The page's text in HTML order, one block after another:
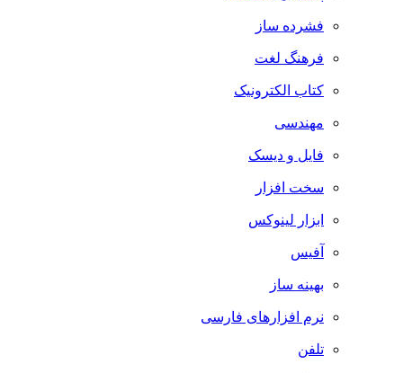
فشرده ساز
فرهنگ لغت
کتاب الکترونیک
مهندسی
فایل و دیسک
سخت افزار
ابزار لینوکس
آفیس
بهینه ساز
نرم افزارهای فارسی
تلفن